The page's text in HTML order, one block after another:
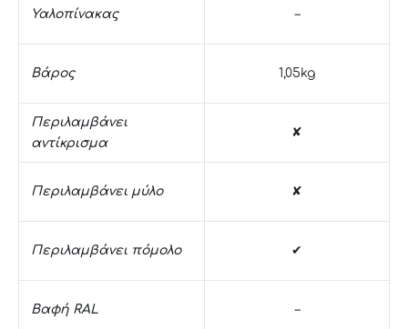
Υαλοπίνακας –
Βάρος 1,05kg
Περιλαμβάνει
αντίκρισμα
✘
Περιλαμβάνει μύλο ✘
Περιλαμβάνει πόμολο ✔
Βαφή RAL –